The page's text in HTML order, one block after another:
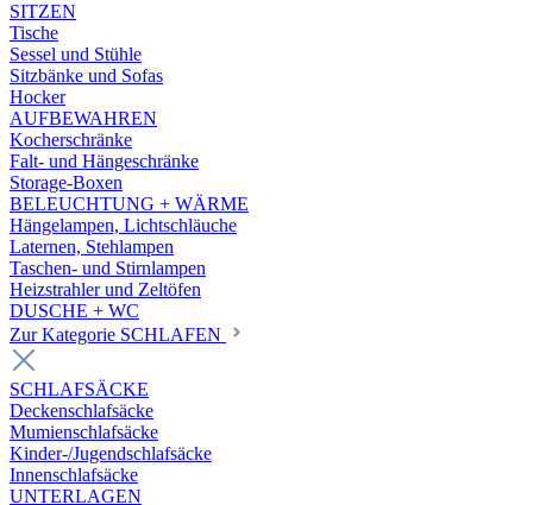
SITZEN
Tische
Sessel und Stühle
Sitzbänke und Sofas
Hocker
AUFBEWAHREN
Kocherschränke
Falt- und Hängeschränke
Storage-Boxen
BELEUCHTUNG + WÄRME
Hängelampen, Lichtschläuche
Laternen, Stehlampen
Taschen- und Stirnlampen
Heizstrahler und Zeltöfen
DUSCHE + WC
Zur Kategorie SCHLAFEN
SCHLAFSÄCKE
Deckenschlafsäcke
Mumienschlafsäcke
Kinder-/Jugendschlafsäcke
Innenschlafsäcke
UNTERLAGEN